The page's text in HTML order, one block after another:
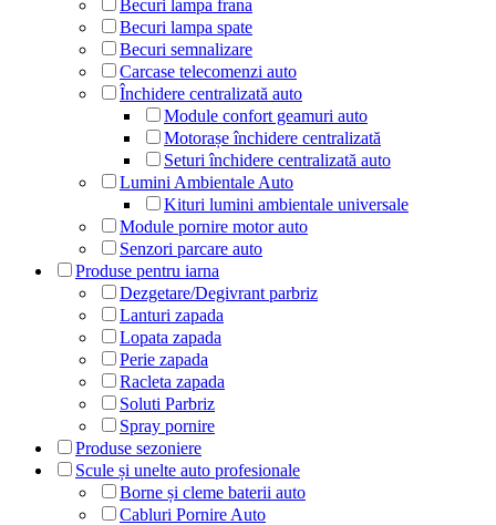
Becuri lampa frana
Becuri lampa spate
Becuri semnalizare
Carcase telecomenzi auto
Închidere centralizată auto
Module confort geamuri auto
Motorașe închidere centralizată
Seturi închidere centralizată auto
Lumini Ambientale Auto
Kituri lumini ambientale universale
Module pornire motor auto
Senzori parcare auto
Produse pentru iarna
Dezgetare/Degivrant parbriz
Lanturi zapada
Lopata zapada
Perie zapada
Racleta zapada
Soluti Parbriz
Spray pornire
Produse sezoniere
Scule și unelte auto profesionale
Borne și cleme baterii auto
Cabluri Pornire Auto